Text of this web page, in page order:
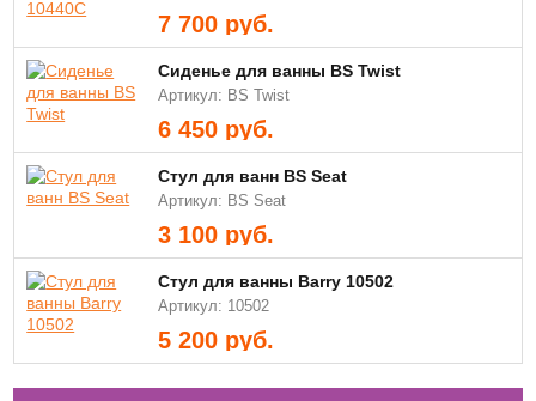
7 700 руб.
Сиденье для ванны BS Twist
Артикул: BS Twist
6 450 руб.
Стул для ванн BS Seat
Артикул: BS Seat
3 100 руб.
Стул для ванны Barry 10502
Артикул: 10502
5 200 руб.